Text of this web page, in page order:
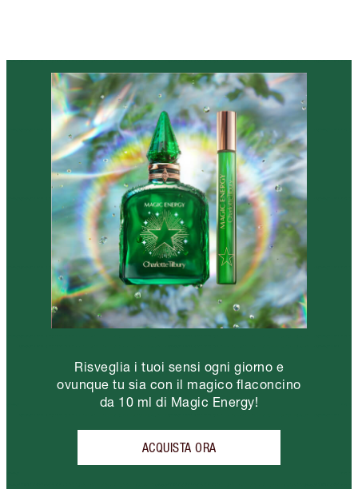
Risveglia i tuoi sensi ogni giorno e
ovunque tu sia con il magico flaconcino
da 10 ml di Magic Energy!
ACQUISTA ORA